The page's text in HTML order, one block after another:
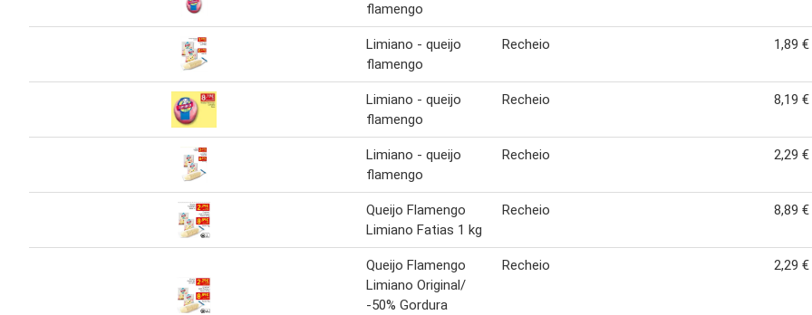
flamengo
Limiano - queijo
flamengo
Recheio 1,89 €
Limiano - queijo
flamengo
Recheio 8,19 €
Limiano - queijo
flamengo
Recheio 2,29 €
Queijo Flamengo
Limiano Fatias 1 kg
Recheio 8,89 €
Queijo Flamengo
Limiano Original/
-50% Gordura
Recheio 2,29 €